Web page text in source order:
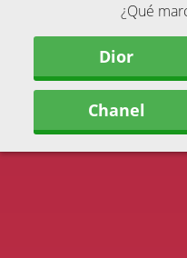
¿Qué
Dior
Chanel